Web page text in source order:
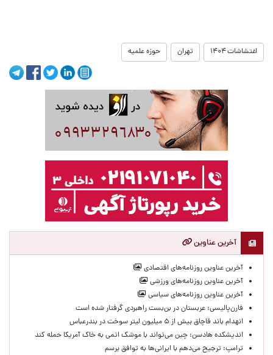
اغتشاشات ۱۴۰۴ تهران حوزه علمیه
آخرین عناوین
آخرین عناوین روزنامه‌های اقتصادی
آخرین عناوین روزنامه‌های ورزشی
آخرین عناوین روزنامه‌های سیاسی
فارن‌پالیسی: عربستان در بن‌بست راهبردی گرفتار شده است
انهدام باند قاچاق بیش از ۵ میلیون لیتر سوخت در بندرعباس
اندیشکده هادسن: چین می‌تواند با موشک اتمی به خاک آمریکا حمله کند
ترامپ: ترجیح می‌دهم با ایرانی‌‌ها به توافق برسم